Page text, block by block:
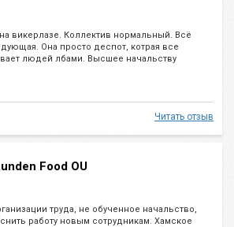
викерлазе. Коллектив нормальный. Всё
Она просто деспот, котрая все
людей лбами. Высшее начальству
Читать отзыв
Food OU
труда, не обученное начальство,
работу новым сотрудникам. Хамское